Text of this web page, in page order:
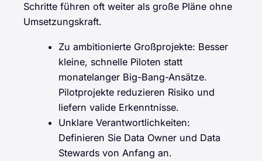
Schritte führen oft weiter als große Pläne ohne
Umsetzungskraft.
Zu ambitionierte Großprojekte: Besser
kleine, schnelle Piloten statt
monatelanger Big-Bang-Ansätze.
Pilotprojekte reduzieren Risiko und
liefern valide Erkenntnisse.
Unklare Verantwortlichkeiten:
Definieren Sie Data Owner und Data
Stewards von Anfang an.